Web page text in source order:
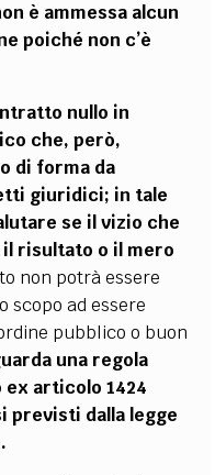
è ammessa alcun
poiché non c’è
nullo in
che, però,
di forma da
giuridici; in tale
se il vizio che
risultato o il mero
non potrà essere
scopo ad essere
pubblico o buon
una regola
articolo 1424
previsti dalla legge